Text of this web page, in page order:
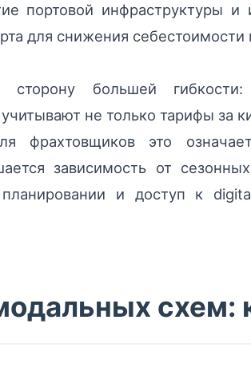
портовой инфраструктуры
для снижения
сторону большей
не только тарифы за
фрахтовщиков это
зависимость от
и доступ к